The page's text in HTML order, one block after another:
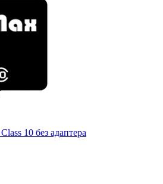
10 без адаптера